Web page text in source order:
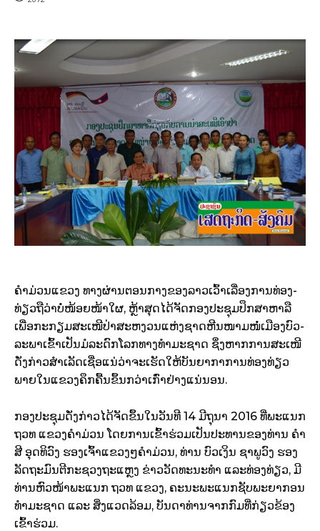
ຄຳ​ມ່ວນ​ແຂວງ ​ທາງ​ຜ່ານ​ຕອນກາງ­ຂອງ​ລາວ​ເວົ້າ​ເລື່ອງ​ການ­ທ່ອງ­
ທ່ຽວຖື​ວ່າ​ບໍ່​ໜ້ອຍ​ໜ້າ​ໃຜ, ຫຼ້າ​ສຸດ​ໄດ້​ຈັດ​ກອງປະ­ຊຸມ​ປຶກ­ສາ​ຫາ­ລື
ເພື່ອ​ກະ­ກຽມ​ສະ­ເໜີປ່າ​ສະ­ຫງວນ​ແຫ່ງ​ຊາດ​ຫີນ​ໜາມ​ໜໍ່ເມືອງ​ບົວ­
ລະ­ພາ​ເຂົ້າ​ເປັນ​ມໍ­ລະ­ດົກ​ໂລກທາງ​ທຳ​ມະ​ຊາດ ຊຶ່ງ​ຫາກ​ການ​ສະ­ເໜີ​
ດັ່ງກ່າວ​ສຳ­ເລັດ​ເຊື່ອ​ແນ່​ວ່າ​ຈະ​ເຮັດ​ໃຫ້​ບັນຍາ​ກາ​ການ­ທ່ອງ­ທ່ຽວ​
ພາຍ​ໃນ​ແຂວງ​ຄຶກ­ຄື້ນ​ຂຶ້ນ​ກວ່າ​ເກົ່າ​ຢ່າງ​ແນ່­ນອນ.
ກອງ​ປະ­ຊຸມ​ດັ່ງ­ກ່າວ​ໄດ້​ຈັດ​ຂຶ້ນ​ໃນ​ວັນທີ 14 ມີ​ຖຸ​ນາ 2016 ທີ່​ພະ​ແນກ
ຖວ​ທ ແຂວງ​ຄຳ​ມ່ວນ ໂດຍ​ການ​ເຂົ້າ​ຮ່ວມ​ເປັນປະ­ທານ​ຂອງທ່ານ ຄຳ​
ສີ ອຸດ​ທິ​ວົງ ຮອງເຈົ້າ­ແຂວງໆ​ຄຳ​ມ່ວນ, ທ່ານ ບົວ​ເງິນ ຊາພູ​ວົງ ຮອງ​
ລັດ­ຖະ­ມົນ­ຕີກະ­ຊວງ​ຖະ­ແຫຼງ ຂ່າວ​ວັດ­ທະ­ນະ­ທຳ ແລະ​ທ່ອງ​ທ່ຽວ, ມີ
ທ່ານ​ຫົວ­ໜ້າ​ພະ​ແນກ ຖວ​ທ ແຂວງ, ຄະນະ­ພະ​ແນກ​ຊັບ­ພະ­ຍາ­ກອນ​
ທຳ​ມະ​ຊາດ ແລະ ​ສິ່ງ­ແວ­ດລ້ອມ, ບັນ­ດາ​ທ່ານ​ຈາກກົມ​ທີ່​ກ່ຽວ​ຂ້ອງ​
ເຂົ້າ​ຮ່ວມ.